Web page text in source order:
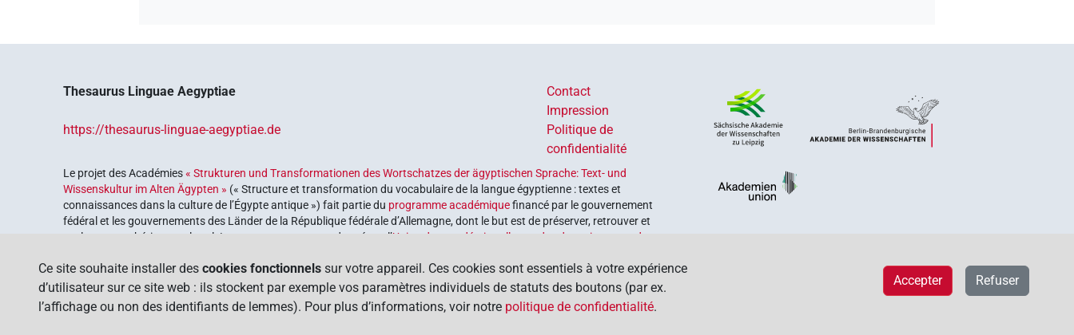
Thesaurus Linguae Aegyptiae
https://thesaurus-linguae-aegyptiae.de
Contact
Impression
Politique de
confidentialité
Le projet des Académies« Strukturen und Transformationen des Wortschatzes der ägyptischen Sprache: Text- und
Wissenskultur im Alten Ägypten » (« Structure et transformation du vocabulaire de la langue égyptienne : textes et
connaissances dans la culture de l’Égypte antique ») fait partie du programme académiquefinancé par le gouvernement
fédéral et les gouvernements des Länder de la République fédérale d’Allemagne, dont le but est de préserver, retrouver et
explorer notre héritage culturel. Le programme est coordonné par l’Union des académies allemandes des sciences et des
Ce site souhaite installer des cookies fonctionnels sur votre appareil. Ces cookies sont essentiels à votre expérience
d’utilisateur sur ce site web : ils stockent par exemple vos paramètres individuels de statuts des boutons (par ex.
l’affichage ou non des identifiants de lemmes). Pour plus d’informations, voir notre politique de confidentialité.
Refuser
Accepter